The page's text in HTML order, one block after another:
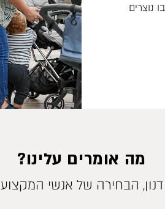
נוצרים
מה אומרים עלינו?
דנון, הבחירה של אנשי המקצוע